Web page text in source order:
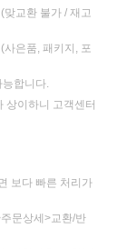
맞교환 불가 / 재고
은품, 패키지, 포
능합니다.
상이하니 고객센터
보다 빠른 처리가
문상세>교환/반